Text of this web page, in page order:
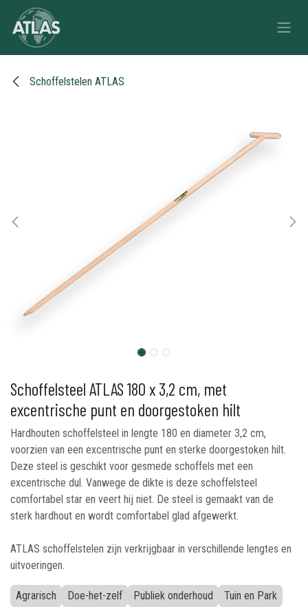
Overslaan naar inhoud
Schoffelstelen ATLAS
Schoffelsteel ATLAS 180 x 3,2 cm, met
excentrische punt en doorgestoken hilt
Hardhouten schoffelsteel in lengte 180 en diameter 3,2 cm,
voorzien van een excentrische punt en sterke doorgestoken hilt.
Deze steel is geschikt voor gesmede schoffels met een
excentrische dul. Vanwege de dikte is deze schoffelsteel
comfortabel star en veert hij niet. De steel is gemaakt van de
sterk hardhout en wordt comfortabel glad afgewerkt.
ATLAS schoffelstelen zijn verkrijgbaar in verschillende lengtes en
uitvoeringen.
Agrarisch Doe-het-zelf Publiek onderhoud Tuin en Park